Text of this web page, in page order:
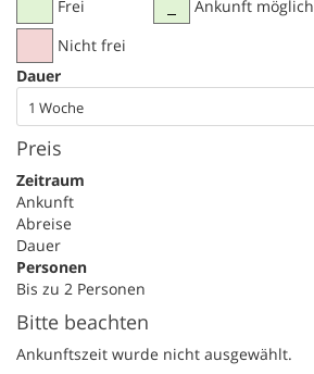
Frei
Nicht frei
Ankunft möglich
Dauer
1 Woche
Preis
Zeitraum
Ankunft
Abreise
Dauer
Personen
Bis zu 2 Personen
Bitte beachten
Ankunftszeit wurde nicht ausgewählt.